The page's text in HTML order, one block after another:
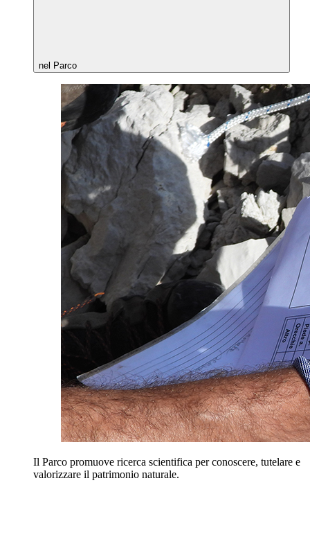
nel Parco
Il Parco promuove ricerca scientifica per conoscere, tutelare e
valorizzare il patrimonio naturale.